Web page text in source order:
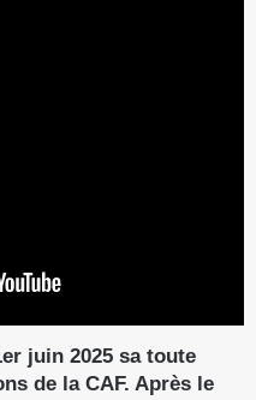
juin 2025 sa toute
de la CAF. Après le